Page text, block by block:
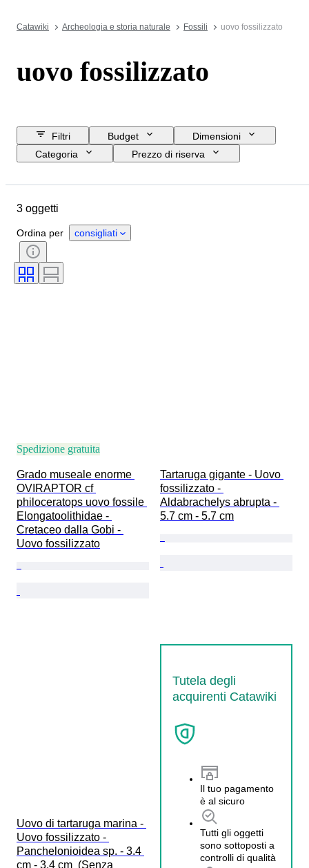
Catawiki Archeologia e storia naturale Fossili uovo fossilizzato
uovo fossilizzato
Filtri Budget
Dimensioni
Categoria
Prezzo di riserva
Condizioni
Originale / Replica
3 oggetti
Ordina per consigliati
Spedizione gratuita
Grado museale enorme
OVIRAPTOR cf
philoceratops uovo fossile
Elongatoolithidae -
Cretaceo dalla Gobi -
Uovo fossilizzato
Tartaruga gigante - Uovo
fossilizzato -
Aldabrachelys abrupta -
5.7 cm - 5.7 cm
Uovo di tartaruga marina -
Uovo fossilizzato -
Panchelonioidea sp. - 3.4
cm - 3.4 cm  (Senza
Tutela degli
acquirenti Catawiki
Il tuo pagamento
è al sicuro
Tutti gli oggetti
sono sottoposti a
controlli di qualità